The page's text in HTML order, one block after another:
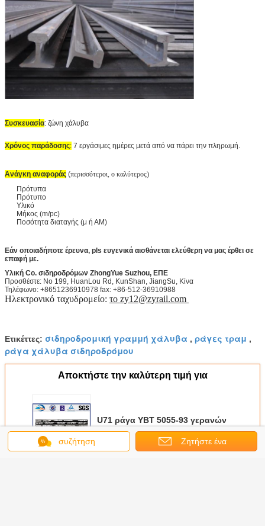
Συσκευασία: ζώνη χάλυβα
Χρόνος παράδοσης: 7 εργάσιμες ημέρες μετά από να πάρει την πληρωμή.
Ανάγκη αναφοράς (περισσότεροι, ο καλύτερος)
Πρότυπα
Πρότυπο
Υλικό
Μήκος (m/pc)
Ποσότητα διαταγής (μ ή ΑΜ)
Εάν οποιαδήποτε έρευνα, pls ευγενικά αισθάνεται ελεύθερη να μας έρθει σε
επαφή με.
Υλική Co. σιδηροδρόμων ZhongYue Suzhou, ΕΠΕ
Προσθέστε: Νο 199, HuanLou Rd, KunShan, JiangSu, Κίνα
Τηλέφωνο: +8651236910978 fax: +86-512-36910988
Ηλεκτρονικό ταχυδρομείο: το zy12@zyrail.com
Ετικέττες: σιδηροδρομική γραμμή χάλυβα , ράγες τραμ ,
ράγα χάλυβα σιδηροδρόμου
Αποκτήστε την καλύτερη τιμή για
U71 ράγα YBT 5055-93 γερανών
ΜΝ QU70 QU80 QU100 QU120 με
το μήκος 12 μέτρο
συζήτηση Ζητήστε ένα